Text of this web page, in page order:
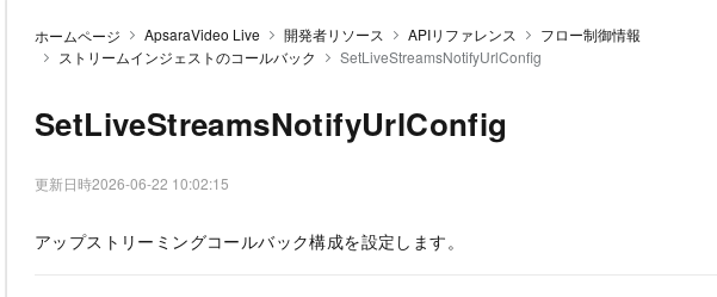
ホームページ ApsaraVideo Live 開発者リソース APIリファレンス
フロー制御情報
ストリームインジェストのコールバック
SetLiveStreamsNotifyUrlConfig
SetLiveStreamsNotifyUrlConfig
更新日時2026-06-22 10:02:15
アップストリーミングコールバック構成を設定します。